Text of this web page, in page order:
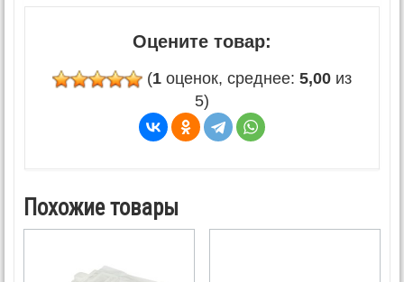
Оцените товар:
(1 оценок, среднее: 5,00 из
5)
Похожие товары